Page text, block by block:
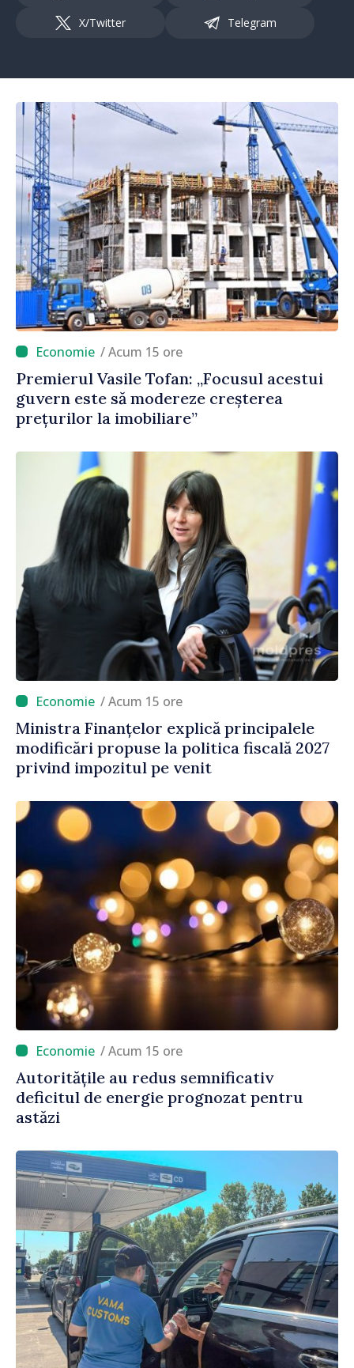
X/Twitter Telegram
/ Acum 15 ore
Premierul Vasile Tofan: „Focusul acestui
guvern este să modereze creșterea
prețurilor la imobiliare”
/ Acum 15 ore
Ministra Finanțelor explică principalele
modificări propuse la politica fiscală 2027
privind impozitul pe venit
/ Acum 15 ore
Autoritățile au redus semnificativ
deficitul de energie prognozat pentru
astăzi